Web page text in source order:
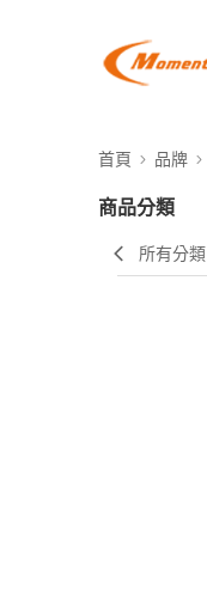
首頁 品牌
商品分類
所有分類